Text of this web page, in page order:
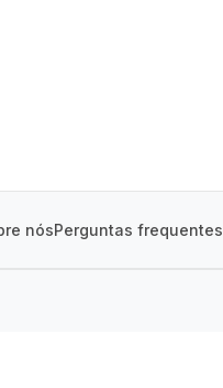
nósPerguntas frequentes